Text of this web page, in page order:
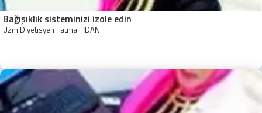
Bağışıklık sisteminizi izole edin
Uzm.Diyetisyen Fatma FİDAN